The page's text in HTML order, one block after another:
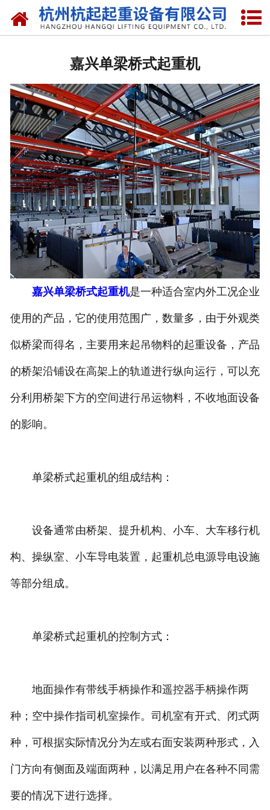
网站首页
嘉兴电动葫芦
嘉兴悬臂吊
嘉兴液压升降货梯
嘉兴起重机配件
嘉兴提梁机
嘉兴架桥机
嘉兴垃圾抓斗起重机
嘉兴洁净起重机
嘉兴单梁桥式起重机
嘉兴单梁桥式起重机是一种适合室内外工况企业
使用的产品，它的使用范围广，数量多，由于外观类
似桥梁而得名，主要用来起吊物料的起重设备，产品
的桥架沿铺设在高架上的轨道进行纵向运行，可以充
分利用桥架下方的空间进行吊运物料，不收地面设备
的影响。
单梁桥式起重机的组成结构：
设备通常由桥架、提升机构、小车、大车移行机
构、操纵室、小车导电装置，起重机总电源导电设施
等部分组成。
单梁桥式起重机的控制方式：
地面操作有带线手柄操作和遥控器手柄操作两
种；空中操作指司机室操作。司机室有开式、闭式两
种，可根据实际情况分为左或右面安装两种形式，入
门方向有侧面及端面两种，以满足用户在各种不同需
要的情况下进行选择。